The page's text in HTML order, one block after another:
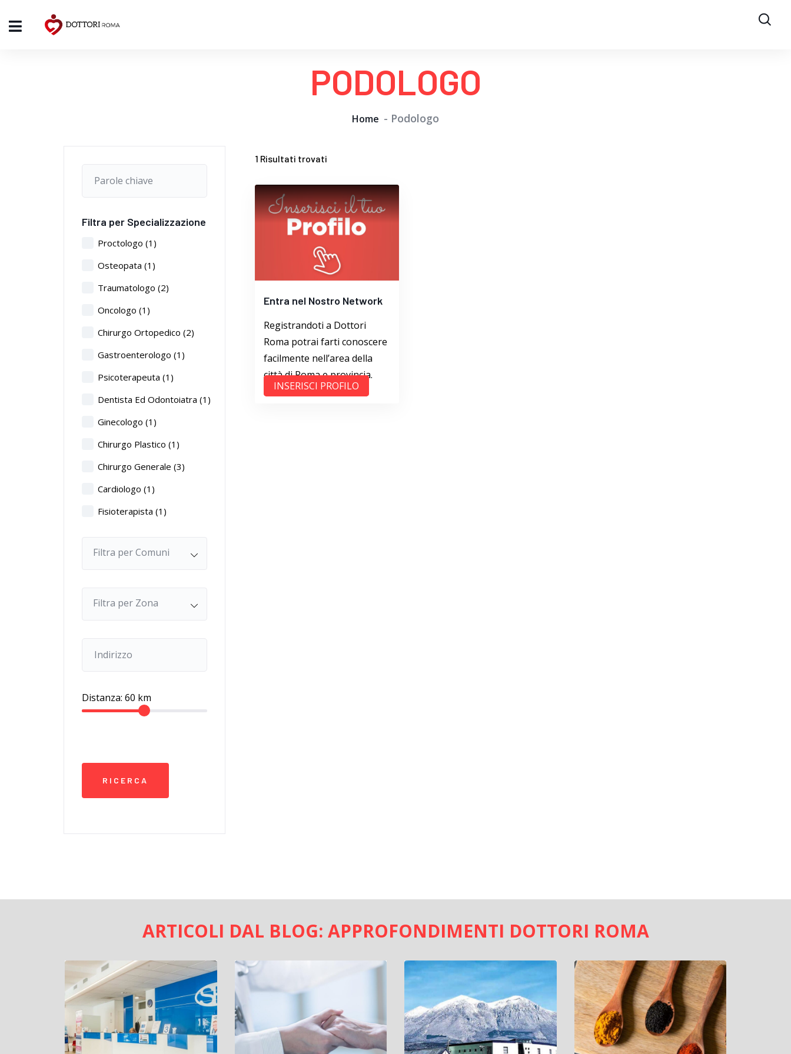
PODOLOGO
Home Podologo
Filtra per Specializzazione
Proctologo (1)
Osteopata (1)
Traumatologo (2)
Oncologo (1)
Chirurgo Ortopedico (2)
Gastroenterologo (1)
Psicoterapeuta (1)
Dentista Ed Odontoiatra (1)
Ginecologo (1)
Chirurgo Plastico (1)
Chirurgo Generale (3)
Cardiologo (1)
Fisioterapista (1)
Filtra per Comuni
Filtra per Zona
Distanza: 60 km
1 Risultati trovati
Entra nel Nostro Network
Registrandoti a Dottori
Roma potrai farti conoscere
facilmente nell’area della
città di Roma e provincia.
INSERISCI PROFILO
ARTICOLI DAL BLOG: APPROFONDIMENTI DOTTORI ROMA